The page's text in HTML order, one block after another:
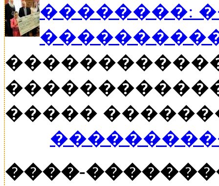
��������:
�����
����-